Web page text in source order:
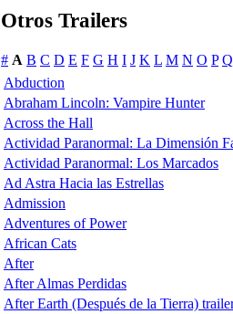
Otros Trailers
# A B C D E F G H I J K L M N O P Q
Abduction
Abraham Lincoln: Vampire Hunter
Across the Hall
Actividad Paranormal: La Dimensión
Actividad Paranormal: Los Marcados
Ad Astra Hacia las Estrellas
Admission
Adventures of Power
African Cats
After
After Almas Perdidas
After Earth (Después de la Tierra)